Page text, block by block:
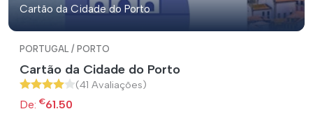
Cartão da Cidade do Porto
PORTUGAL / PORTO
Cartão da Cidade do Porto
(41 Avaliações)
De: €61.50